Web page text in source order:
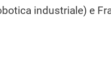
industriale) e